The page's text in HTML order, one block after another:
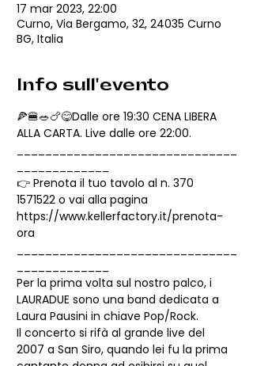
17 mar 2023, 22:00
Curno, Via Bergamo, 32, 24035 Curno
BG, Italia
Info sull'evento
🍕🍔🥗🍗😋Dalle ore 19:30 CENA LIBERA
ALLA CARTA. Live dalle ore 22:00.
👉 Prenota il tuo tavolo al n. 370
1571522 o vai alla pagina
https://www.kellerfactory.it/prenota-
ora
Per la prima volta sul nostro palco, i
LAURADUE sono una band dedicata a
Laura Pausini in chiave Pop/Rock.
Il concerto si rifà al grande live del
2007 a San Siro, quando lei fu la prima